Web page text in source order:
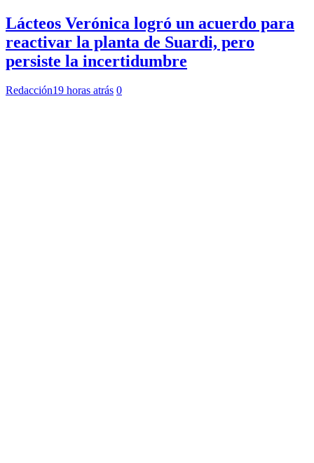
Lácteos Verónica logró un acuerdo para
reactivar la planta de Suardi, pero
persiste la incertidumbre
Redacción19 horas atrás 0